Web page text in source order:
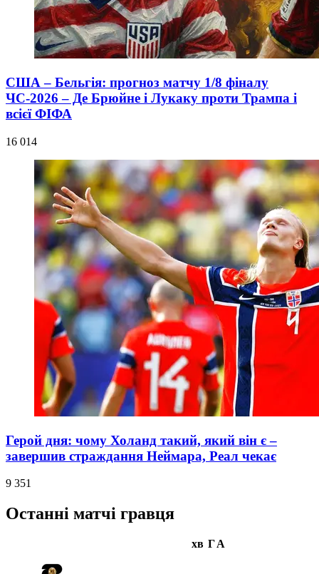
США – Бельгія: прогноз матчу 1/8 фіналу
ЧС-2026 – Де Брюйне і Лукаку проти Трампа і
всієї ФІФА
16 014
Герой дня: чому Холанд такий, який він є –
завершив страждання Неймара, Реал чекає
9 351
Останні матчі гравця
хв ГА